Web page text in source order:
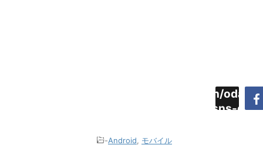
"Twitter"
/home/daimyoojin/
content/plugins/sns-
-Android モバイル